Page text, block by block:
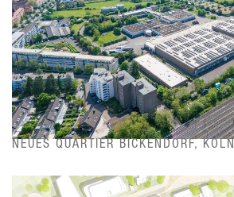
NEUES QUARTIER BICKENDORF, KÖLN